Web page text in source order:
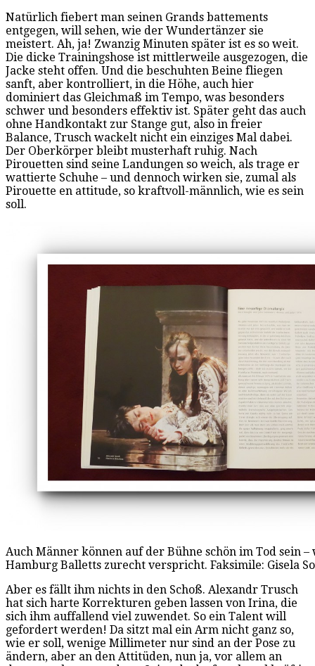
Natürlich fiebert man seinen Grands battements
entgegen, will sehen, wie der Wundertänzer sie
meistert. Ah, ja! Zwanzig Minuten später ist es so weit.
Die dicke Trainingshose ist mittlerweile ausgezogen, die
Jacke steht offen. Und die beschuhten Beine fliegen
sanft, aber kontrolliert, in die Höhe, auch hier
dominiert das Gleichmaß im Tempo, was besonders
schwer und besonders effektiv ist. Später geht das auch
ohne Handkontakt zur Stange gut, also in freier
Balance, Trusch wackelt nicht ein einziges Mal dabei.
Der Oberkörper bleibt musterhaft ruhig. Nach
Pirouetten sind seine Landungen so weich, als trage er
wattierte Schuhe – und dennoch wirken sie, zumal als
Pirouette en attitude, so kraftvoll-männlich, wie es sein
soll.
Auch Männer können auf der Bühne schön im Tod sein
Hamburg Balletts zurecht verspricht. Faksimile: Gisela
Aber es fällt ihm nichts in den Schoß. Alexandr Trusch
hat sich harte Korrekturen geben lassen von Irina, die
sich ihm auffallend viel zuwendet. So ein Talent will
gefordert werden! Da sitzt mal ein Arm nicht ganz so,
wie er soll, wenige Millimeter nur sind an der Pose zu
ändern, aber an den Attitüden, nun ja, vor allem an